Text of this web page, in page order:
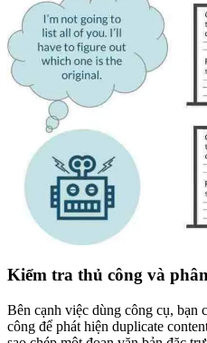
Kiểm tra thủ công và
Bên cạnh việc dùng công cụ, bạn
công để phát hiện duplicate